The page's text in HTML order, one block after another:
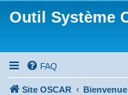
Outil Système
FAQ
Site OSCAR